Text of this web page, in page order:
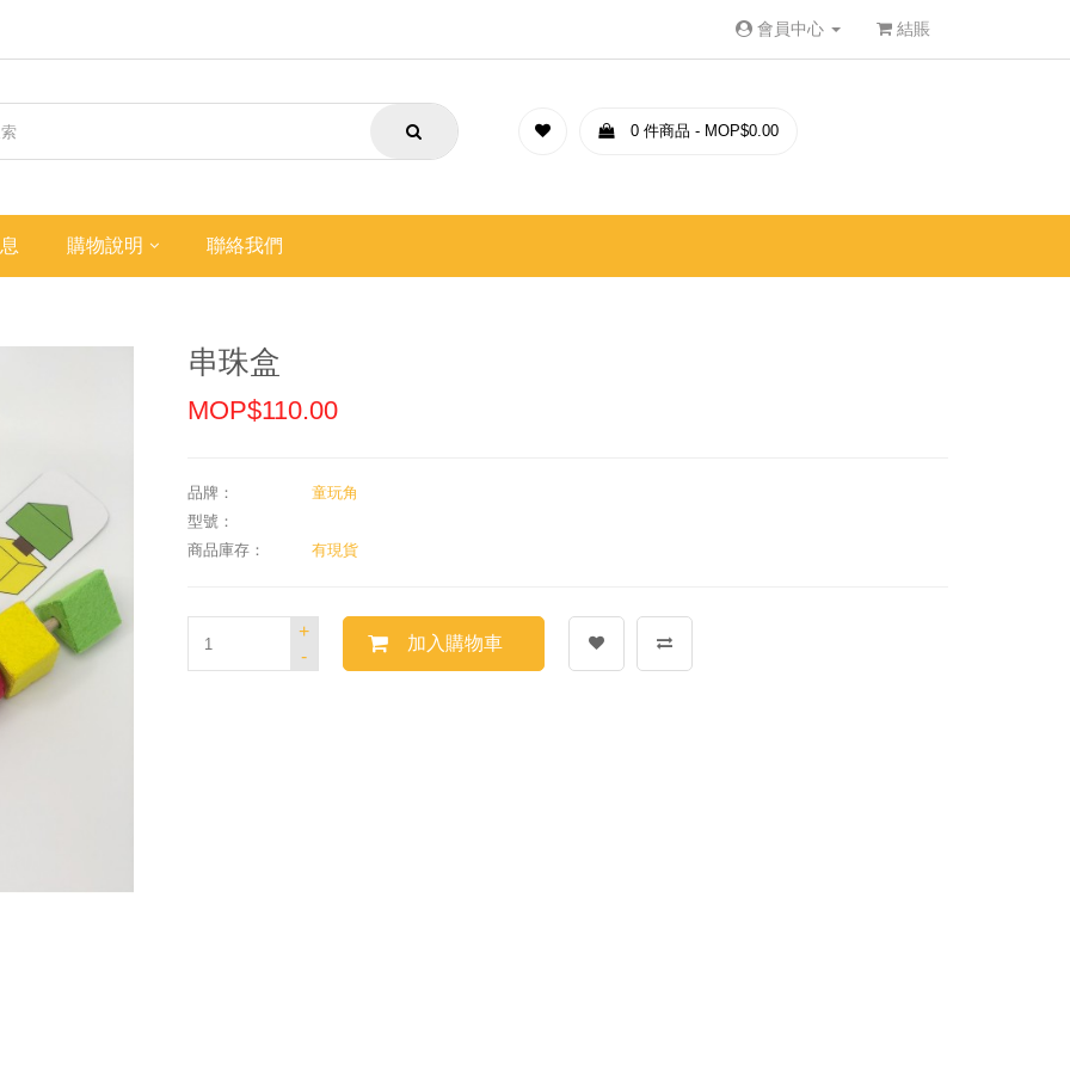
會員中心 結賬
0 件商品 - MOP$0.00
購物說明 聯絡我們
串珠盒
MOP$110.00
品牌：
童玩角
型號：
商品庫存：
有現貨
-
+
加入購物車